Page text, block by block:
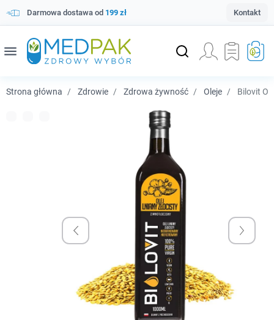
Darmowa dostawa od 199 zł Kontakt
menu
Strona główna Zdrowie Zdrowa żywność Oleje Bilovit